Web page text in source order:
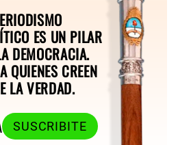
ES UN PILAR
DEMOCRACIA.
QUIENES CREEN
LA VERDAD.
SUSCRIBITE